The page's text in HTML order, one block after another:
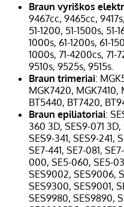
Braun vyriškos
9467cc, 9465cc,
51-1200, 51-1500s,
1000s, 61-1200s, 61-
1000s, 71-4200cs,
9510s, 9525s, 9515s.
Braun trimeriai:
MGK7420, MGK7410,
BT5440, BT7420,
Braun epiliatoriai:
360 3D, SES9-071
SES9-341, SES9-241,
SE7-441, SE7-081,
000, SE5-060, SE5-
SES9002, SES9006,
SES9300, SES9001,
SES9980, SES9890,